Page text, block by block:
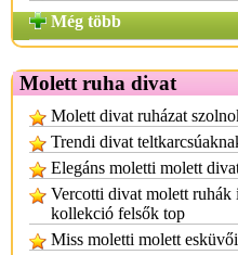
Még több
Molett ruha divat
Molett divat ruházat
Trendi divat
Elegáns moletti molett
Vercotti divat molett ruhák
kollekció felsők top
Miss moletti molett